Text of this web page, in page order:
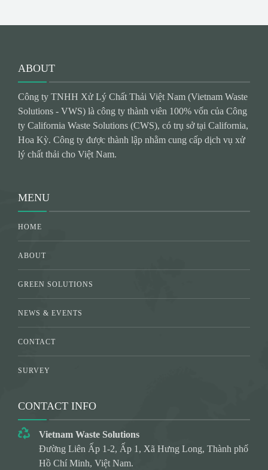
ABOUT
Công ty TNHH Xử Lý Chất Thải Việt Nam (Vietnam Waste
Solutions - VWS) là công ty thành viên 100% vốn của Công
ty California Waste Solutions (CWS), có trụ sở tại California,
Hoa Kỳ. Công ty được thành lập nhằm cung cấp dịch vụ xử
lý chất thải cho Việt Nam.
MENU
HOME
ABOUT
GREEN SOLUTIONS
NEWS & EVENTS
CONTACT
SURVEY
CONTACT INFO
Vietnam Waste Solutions
Đường Liên Ấp 1-2, Ấp 1, Xã Hưng Long, Thành phố
Hồ Chí Minh, Việt Nam.